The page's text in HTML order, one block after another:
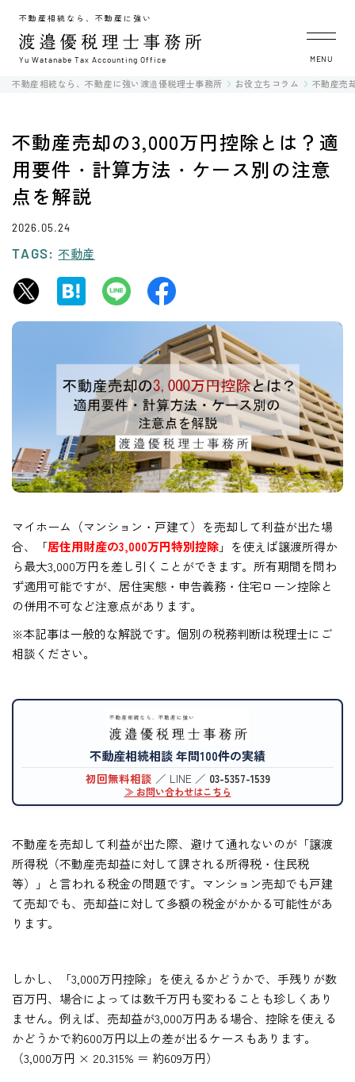
不動産相続なら、不動産に強い
Yu Watanabe Tax Accounting Office MENU
不動産相続なら、不動産に強い渡邉優税理士事務所 お役立ちコラム 不動産売
不動産売却の3,000万円控除とは？適
用要件・計算方法・ケース別の注意
点を解説
2026.05.24
TAGS: 不動産
マイホーム（マンション・戸建て）を売却して利益が出た場
合、「居住用財産の3,000万円特別控除」を使えば譲渡所得か
ら最大3,000万円を差し引くことができます。所有期間を問わ
ず適用可能ですが、居住実態・申告義務・住宅ローン控除と
の併用不可など注意点があります。
※本記事は一般的な解説です。個別の税務判断は税理士にご
相談ください。
不動産相続相談 年間100件の実績
初回無料相談 ／ LINE ／ 03-5357-1539
≫ お問い合わせはこちら
不動産を売却して利益が出た際、避けて通れないのが「譲渡
所得税（不動産売却益に対して課される所得税・住民税
等）」と言われる税金の問題です。マンション売却でも戸建
て売却でも、売却益に対して多額の税金がかかる可能性があ
ります。
しかし、「3,000万円控除」を使えるかどうかで、手残りが数
百万円、場合によっては数千万円も変わることも珍しくあり
ません。例えば、売却益が3,000万円ある場合、控除を使える
かどうかで約600万円以上の差が出るケースもあります。
（3,000万円 × 20.315% ＝ 約609万円）